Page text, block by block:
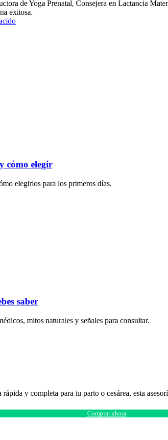
de Yoga Prenatal, Consejera en Lactancia
exitosa.
cómo elegir
elegirlos para los primeros días.
saber
mitos naturales y señales para consultar.
y completa para tu parto o cesárea, esta
Comprar ahora